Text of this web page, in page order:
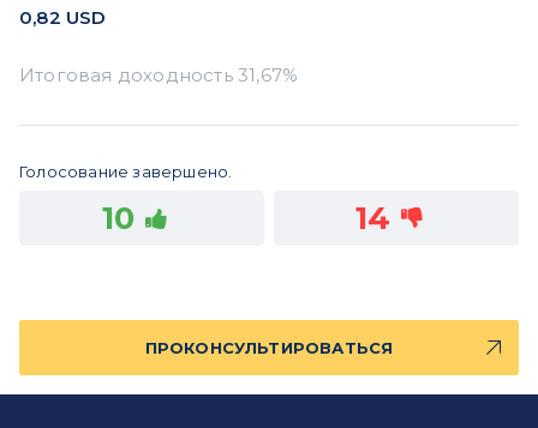
0,82 USD
Голосование завершено.
10 14
ПРОКОНСУЛЬТИРОВАТЬСЯ